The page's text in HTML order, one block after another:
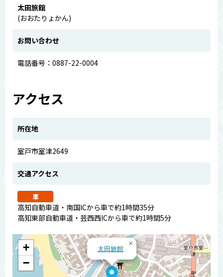
太田旅館
(おおたりょかん)
お問い合わせ
電話番号：0887-22-0004
アクセス
所在地
室戸市室津2649
交通アクセス
車
高知自動車道・南国ICから車で約1時間35分
高知東部自動車道・芸西西ICから車で約1時間5分
太田旅館
×
+
−